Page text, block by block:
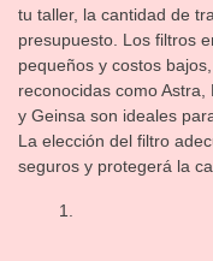
tu taller, la cantidad de
presupuesto. Los filtros
pequeños y costos
reconocidas como
y Geinsa son ideales
La elección del filtro
seguros y protegerá la